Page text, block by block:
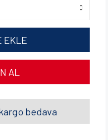
EKLE
AL
bedava